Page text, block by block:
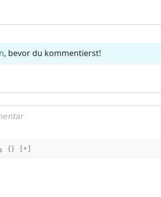
, bevor du kommentierst!
{} [+]